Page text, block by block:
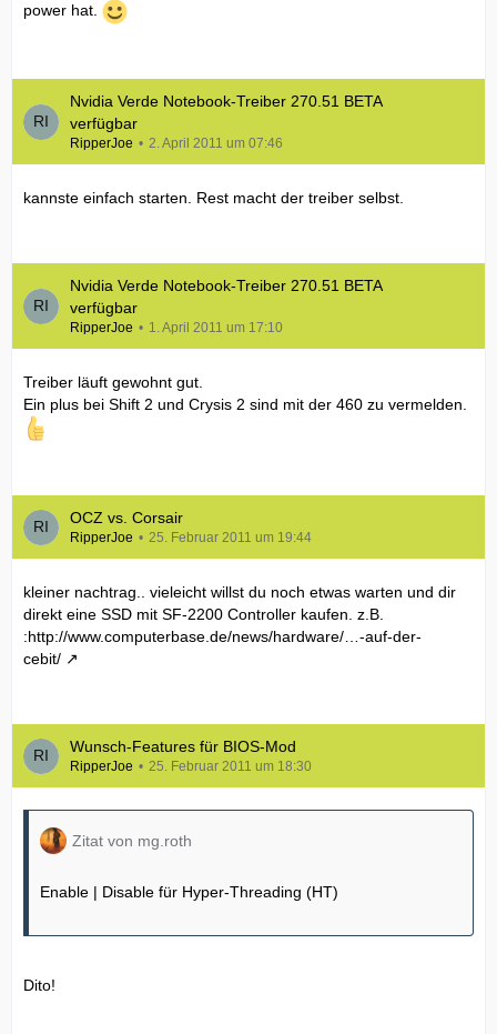
power hat.
Nvidia Verde Notebook-Treiber 270.51 BETA
verfügbar
RipperJoe 2. April 2011 um 07:46
kannste einfach starten. Rest macht der treiber selbst.
Nvidia Verde Notebook-Treiber 270.51 BETA
verfügbar
RipperJoe 1. April 2011 um 17:10
Treiber läuft gewohnt gut.
Ein plus bei Shift 2 und Crysis 2 sind mit der 460 zu vermelden.
OCZ vs. Corsair
RipperJoe 25. Februar 2011 um 19:44
kleiner nachtrag.. vieleicht willst du noch etwas warten und dir
direkt eine SSD mit SF-2200 Controller kaufen. z.B.
:http://www.computerbase.de/news/hardware/…-auf-der-
cebit/
Wunsch-Features für BIOS-Mod
RipperJoe 25. Februar 2011 um 18:30
Zitat von mg.roth
Enable | Disable für Hyper-Threading (HT)
Dito!